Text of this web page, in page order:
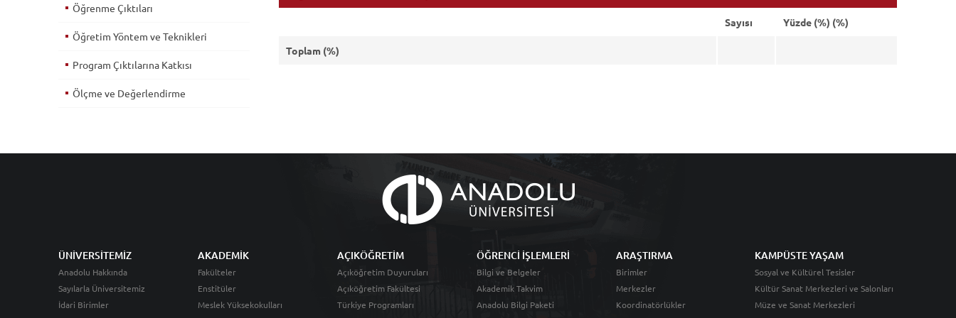
Sayısı Yüzde (%) (%)
Toplam (%)
Öğrenme Çıktıları
Öğretim Yöntem ve Teknikleri
Program Çıktılarına Katkısı
Ölçme ve Değerlendirme
ÜNİVERSİTEMİZ
Anadolu Hakkında
Sayılarla Üniversitemiz
İdari Birimler
AKADEMİK
Fakülteler
Enstitüler
Meslek Yüksekokulları
AÇIKÖĞRETİM
Açıköğretim Duyuruları
Açıköğretim Fakültesi
Türkiye Programları
ÖĞRENCİ İŞLEMLERİ
Bilgi ve Belgeler
Akademik Takvim
Anadolu Bilgi Paketi
ARAŞTIRMA
Birimler
Merkezler
Koordinatörlükler
KAMPÜSTE YAŞAM
Sosyal ve Kültürel Tesisler
Kültür Sanat Merkezleri ve Salonları
Müze ve Sanat Merkezleri